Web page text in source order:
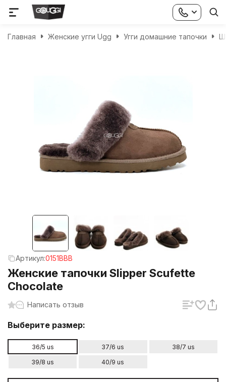
Главная Женские угги Ugg Угги домашние тапочки
Артикул:0151BBB
Женские тапочки Slipper Scufette
Chocolate
Написать отзыв
Выберите размер:
36/5 us 37/6 us
38/7 us
39/8 us
40/9 us